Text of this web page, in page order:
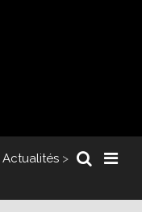
Actualités >